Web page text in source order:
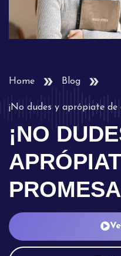
Home Blog
¡No dudes y aprópiate de
¡NO